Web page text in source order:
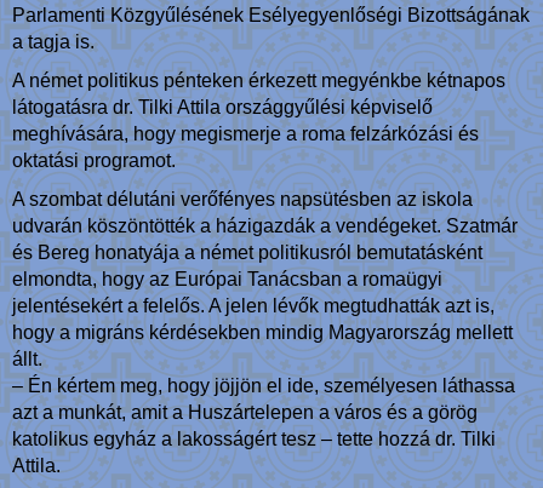
Parlamenti Közgyűlésének Esélyegyenlőségi Bizottságának
a tagja is.
A német politikus pénteken érkezett megyénkbe kétnapos
látogatásra dr. Tilki Attila országgyűlési képviselő
meghívására, hogy megismerje a roma felzárkózási és
oktatási programot.
A szombat délutáni verőfényes napsütésben az iskola
udvarán köszöntötték a házigazdák a vendégeket. Szatmár
és Bereg honatyája a német politikusról bemutatásként
elmondta, hogy az Európai Tanácsban a romaügyi
jelentésekért a felelős. A jelen lévők megtudhatták azt is,
hogy a migráns kérdésekben mindig Magyarország mellett
állt.
– Én kértem meg, hogy jöjjön el ide, személyesen láthassa
azt a munkát, amit a Huszártelepen a város és a görög
katolikus egyház a lakosságért tesz – tette hozzá dr. Tilki
Attila.